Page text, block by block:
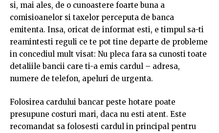
si, mai ales, de o cunoastere foarte buna a
comisioanelor si taxelor perceputa de banca
emitenta. Insa, oricat de informat esti, e timpul sa-ti
reamintesti reguli ce te pot tine departe de probleme
in concediul mult visat: Nu pleca fara sa cunosti toate
detaliile bancii care ti-a emis cardul – adresa,
numere de telefon, apeluri de urgenta.
Folosirea cardului bancar peste hotare poate
presupune costuri mari, daca nu esti atent. Este
recomandat sa folosesti cardul in principal pentru